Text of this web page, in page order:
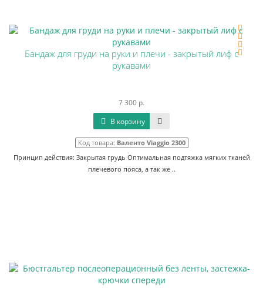
Бандаж для груди на руки и плечи - закрытый лиф с
рукавами
7 300 р.
В корзину
Код товара: Валенто Viaggio 2300
Принцип действия: Закрытая грудь Оптимальная подтяжка мягких тканей
плечевого пояса, а так же ..